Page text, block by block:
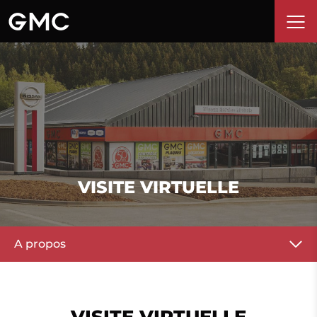
VISITE VIRTUELLE
A propos